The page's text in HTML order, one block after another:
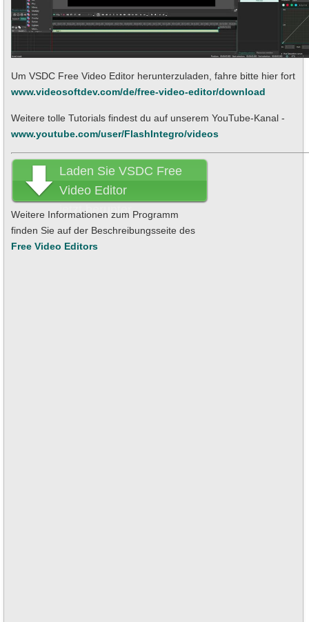
Um VSDC Free Video Editor herunterzuladen, fahre bitte hier fort
www.videosoftdev.com/de/free-video-editor/download
Weitere tolle Tutorials findest du auf unserem YouTube-Kanal -
www.youtube.com/user/FlashIntegro/videos
Laden Sie VSDC Free
Video Editor
jetzt herunter
Weitere Informationen zum Programm
finden Sie auf der Beschreibungsseite des
Free Video Editors